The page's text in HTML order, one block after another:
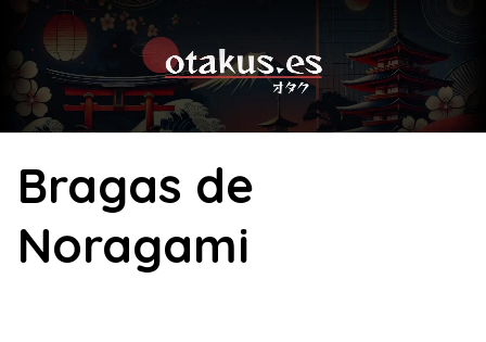
content
Bragas de
Noragami